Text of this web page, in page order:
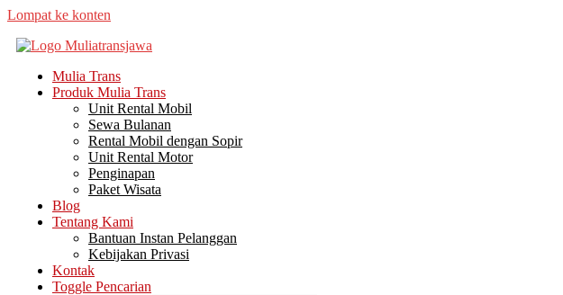
Lompat ke konten
Mulia Trans
Produk Mulia Trans
Unit Rental Mobil
Sewa Bulanan
Rental Mobil dengan Sopir
Unit Rental Motor
Penginapan
Paket Wisata
Blog
Tentang Kami
Bantuan Instan Pelanggan
Kebijakan Privasi
Kontak
Toggle Pencarian